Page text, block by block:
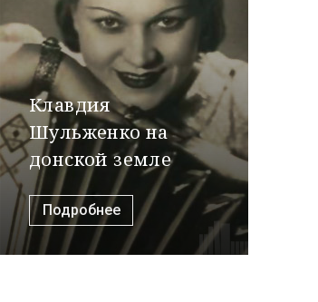
Клавдия
Шульженко на
донской земле
Подробнее